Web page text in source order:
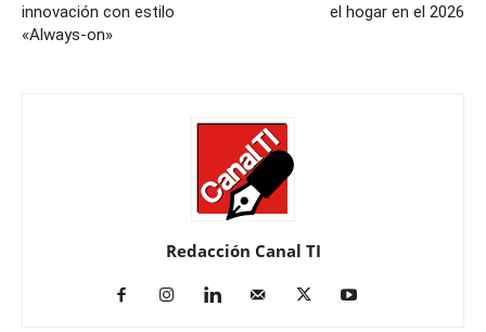
innovación con estilo
«Always-on»
el hogar en el 2026
Redacción Canal TI